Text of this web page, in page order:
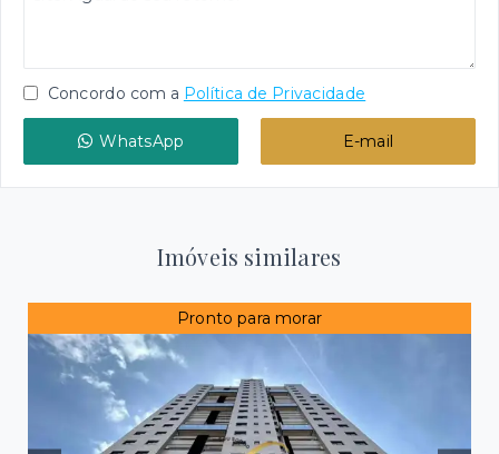
Concordo com a Política de Privacidade
WhatsApp E-mail
Imóveis similares
Pronto para morar